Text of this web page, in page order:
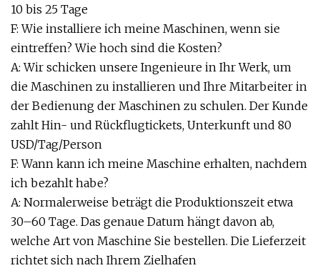
10 bis 25 Tage
F: Wie installiere ich meine Maschinen, wenn sie
eintreffen? Wie hoch sind die Kosten?
A: Wir schicken unsere Ingenieure in Ihr Werk, um
die Maschinen zu installieren und Ihre Mitarbeiter in
der Bedienung der Maschinen zu schulen. Der Kunde
zahlt Hin- und Rückflugtickets, Unterkunft und 80
USD/Tag/Person
F: Wann kann ich meine Maschine erhalten, nachdem
ich bezahlt habe?
A: Normalerweise beträgt die Produktionszeit etwa
30–60 Tage. Das genaue Datum hängt davon ab,
welche Art von Maschine Sie bestellen. Die Lieferzeit
richtet sich nach Ihrem Zielhafen